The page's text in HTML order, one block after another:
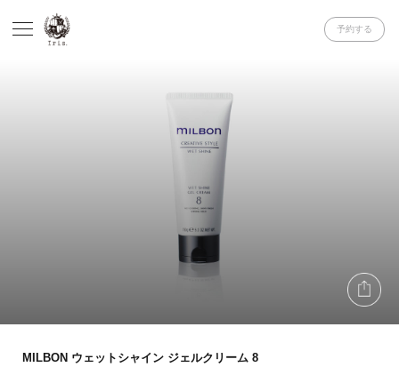
予約する
MILBON ウェットシャイン ジェルクリーム 8